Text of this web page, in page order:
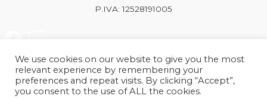
P.IVA: 12528191005
We use cookies on our website to give you the most
relevant experience by remembering your
preferences and repeat visits. By clicking “Accept”,
you consent to the use of ALL the cookies.